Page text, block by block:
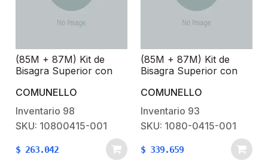
(85M + 87M) Kit de
Bisagra Superior con
Capacidad 450 Kg /
Acabado Galvanizado
COMUNELLO
Inventario 98
SKU: 10800415-001
$ 263.042
(85M + 87M) Kit de
Bisagra Superior con
Capacidad 450 Kg /
Acabado Galvanizado
COMUNELLO
Inventario 93
SKU: 1080-0415-001
$ 339.659